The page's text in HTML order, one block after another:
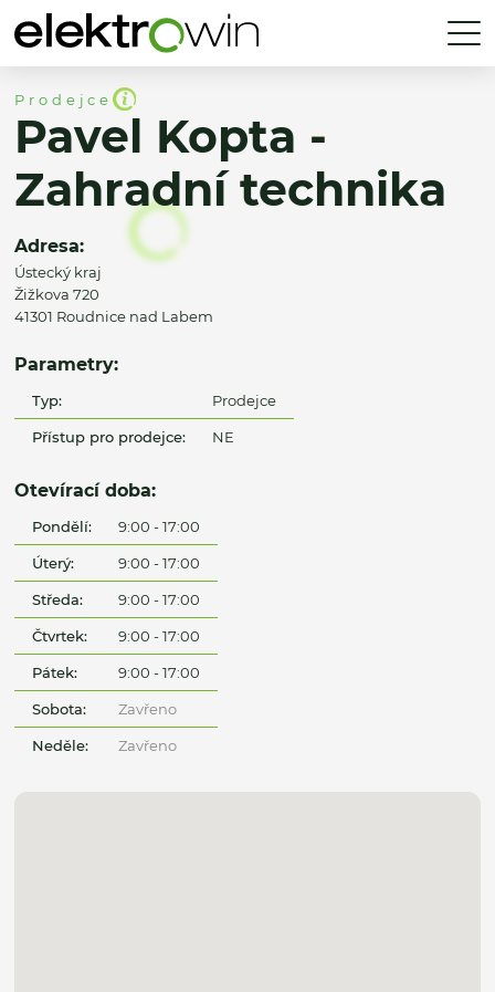
Prodejce
Pavel Kopta -
Zahradní technika
Adresa:
Ústecký kraj
Žižkova 720
41301 Roudnice nad Labem
Parametry:
Typ: Prodejce
Přístup pro prodejce: NE
Otevírací doba:
Pondělí: 9:00 - 17:00
Úterý: 9:00 - 17:00
Středa: 9:00 - 17:00
Čtvrtek: 9:00 - 17:00
Pátek: 9:00 - 17:00
Sobota: Zavřeno
Neděle: Zavřeno